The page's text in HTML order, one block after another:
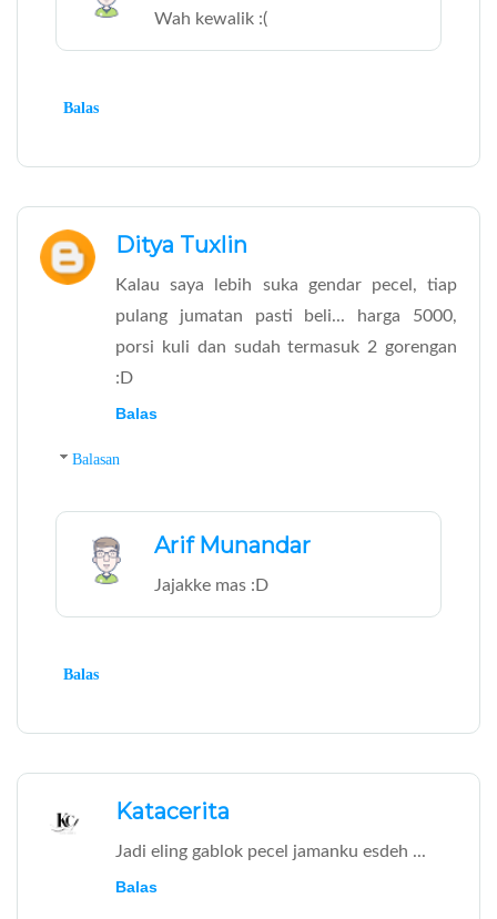
Wah kewalik :(
Balas
Ditya Tuxlin
Kalau saya lebih suka gendar pecel, tiap
pulang jumatan pasti beli... harga 5000,
porsi kuli dan sudah termasuk 2 gorengan
:D
Balas
Balasan
Arif Munandar
Jajakke mas :D
Balas
Katacerita
Jadi eling gablok pecel jamanku esdeh ...
Balas